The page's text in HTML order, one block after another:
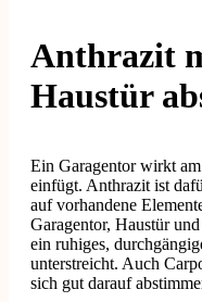
Anthrazit
Haustür
Ein Garagentor wirkt
einfügt. Anthrazit ist
auf vorhandene
Garagentor, Haustür
ein ruhiges,
unterstreicht. Auch
sich gut darauf